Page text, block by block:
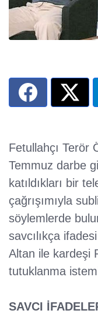
Fetullahçı Terör
Temmuz darbe
katıldıkları bir
çağrışımıyla
söylemlerde
savcılıkça
Altan ile kardeşi
tutuklanma
SAVCI